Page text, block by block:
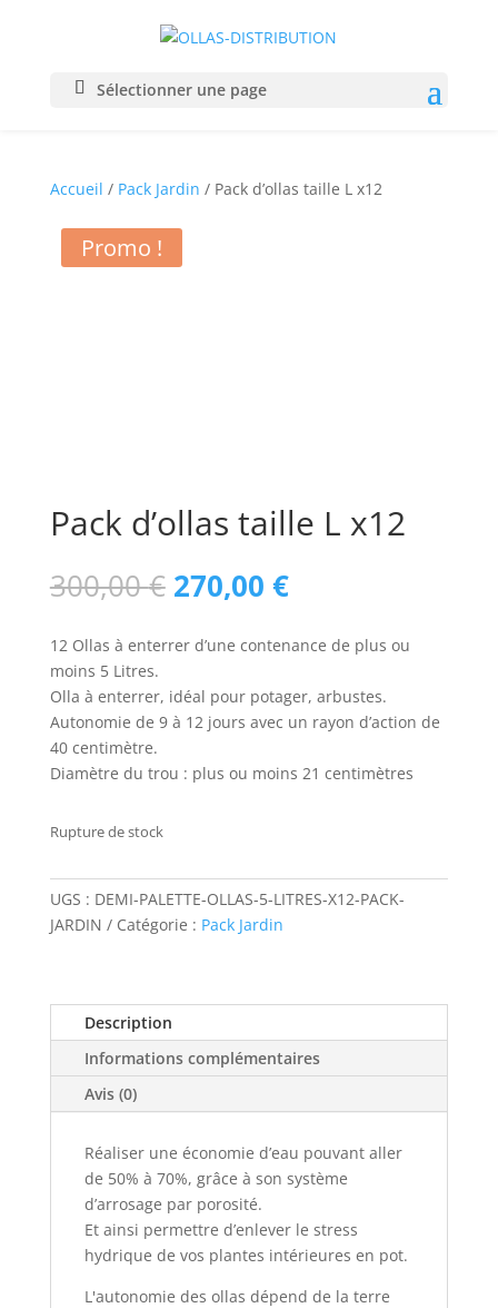
Sélectionner une page
Accueil / Pack Jardin / Pack d’ollas taille L x12
Promo !
Pack d’ollas taille L x12
300,00€ Le
prix
initial
était :
300,00 €.
270,00 €Le
prix
actuel
est :
270,00 €.
12 Ollas à enterrer d’une contenance de plus ou
moins 5 Litres.
Olla à enterrer, idéal pour potager, arbustes.
Autonomie de 9 à 12 jours avec un rayon d’action de
40 centimètre.
Diamètre du trou : plus ou moins 21 centimètres
Rupture de stock
UGS : DEMI-PALETTE-OLLAS-5-LITRES-X12-PACK-
JARDIN
Catégorie : Pack Jardin
Description
Informations complémentaires
Avis (0)
Réaliser une économie d’eau pouvant aller
de 50% à 70%, grâce à son système
d’arrosage par porosité.
Et ainsi permettre d’enlever le stress
hydrique de vos plantes intérieures en pot.
L'autonomie des ollas dépend de la terre